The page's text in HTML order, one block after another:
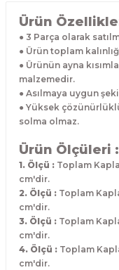
Ürün
● 3 Parça olarak
● Ürün toplam
● Ürünün ayna
malzemedir.
● Asılmaya uygun
● Yüksek
solma olmaz.
Ürün Ölçüleri :
1. Ölçü : Toplam
cm'dir.
2. Ölçü : Toplam
cm'dir.
3. Ölçü : Toplam
cm'dir.
4. Ölçü : Toplam
cm'dir.